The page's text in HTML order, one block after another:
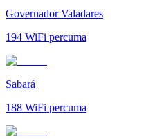
Governador Valadares
194 WiFi percuma
Sabará
188 WiFi percuma